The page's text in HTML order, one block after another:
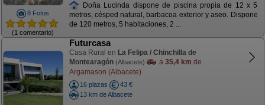
8 Fotos
(1 comentario)
Doña Lucinda dispone de piscina propia de 12 x 5
metros, césped natural, barbacoa exterior y aseo. Dispone
de 120 metros, 5 habitaciones, 2 ...
Futurcasa
Casa Rural en La Felipa / Chinchilla de
Montearagón (Albacete) a 35,4 km de
Argamason (Albacete)
16 plazas
43 €
13 km de Albacete